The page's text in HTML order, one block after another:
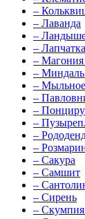
–
– Лаванда
–
– Лапчатка
– Магония
– Миндаль
– Мыльное
–
–
–
–
–
– Сакура
– Самшит
–
– Сирень
– Скумпия